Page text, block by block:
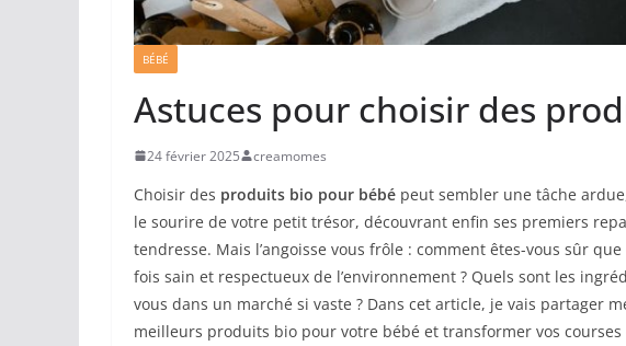
BÉBÉ
Astuces pour choisir des
24 février 2025 creamomes
Choisir des produits bio pour bébé peut sembler une tâche
le sourire de votre petit trésor, découvrant enfin ses premiers
tendresse. Mais l’angoisse vous frôle : comment êtes-vous sûr
fois sain et respectueux de l’environnement ? Quels sont les
vous dans un marché si vaste ? Dans cet article, je vais partager
meilleurs produits bio pour votre bébé et transformer vos